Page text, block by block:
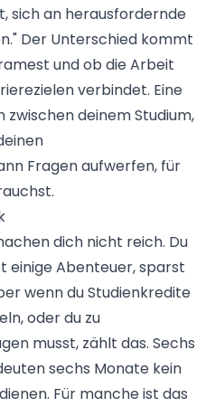
sich an herausfordernde
Der Unterschied kommt
und ob die Arbeit
verbindet. Eine
deinem Studium,
Fragen aufwerfen, für
dich nicht reich. Du
einige Abenteuer, sparst
wenn du Studienkredite
oder du zu
musst, zählt das. Sechs
sechs Monate kein
Für manche ist das